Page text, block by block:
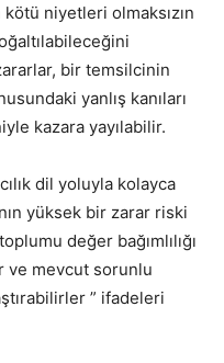
niyetleri olmaksızın
bir temsilcinin
yanlış kanıları
kazara yayılabilir.
dil yoluyla kolayca
yüksek bir zarar riski
değer bağımlılığı
ve mevcut sorunlu
” ifadeleri